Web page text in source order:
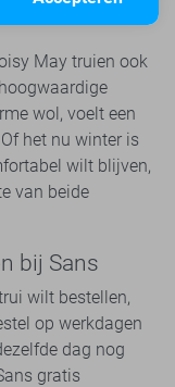
May truien ook
wol, voelt een
het nu winter is
wilt blijven,
van beide
bij Sans
wilt bestellen,
op werkdagen
dag nog
gratis